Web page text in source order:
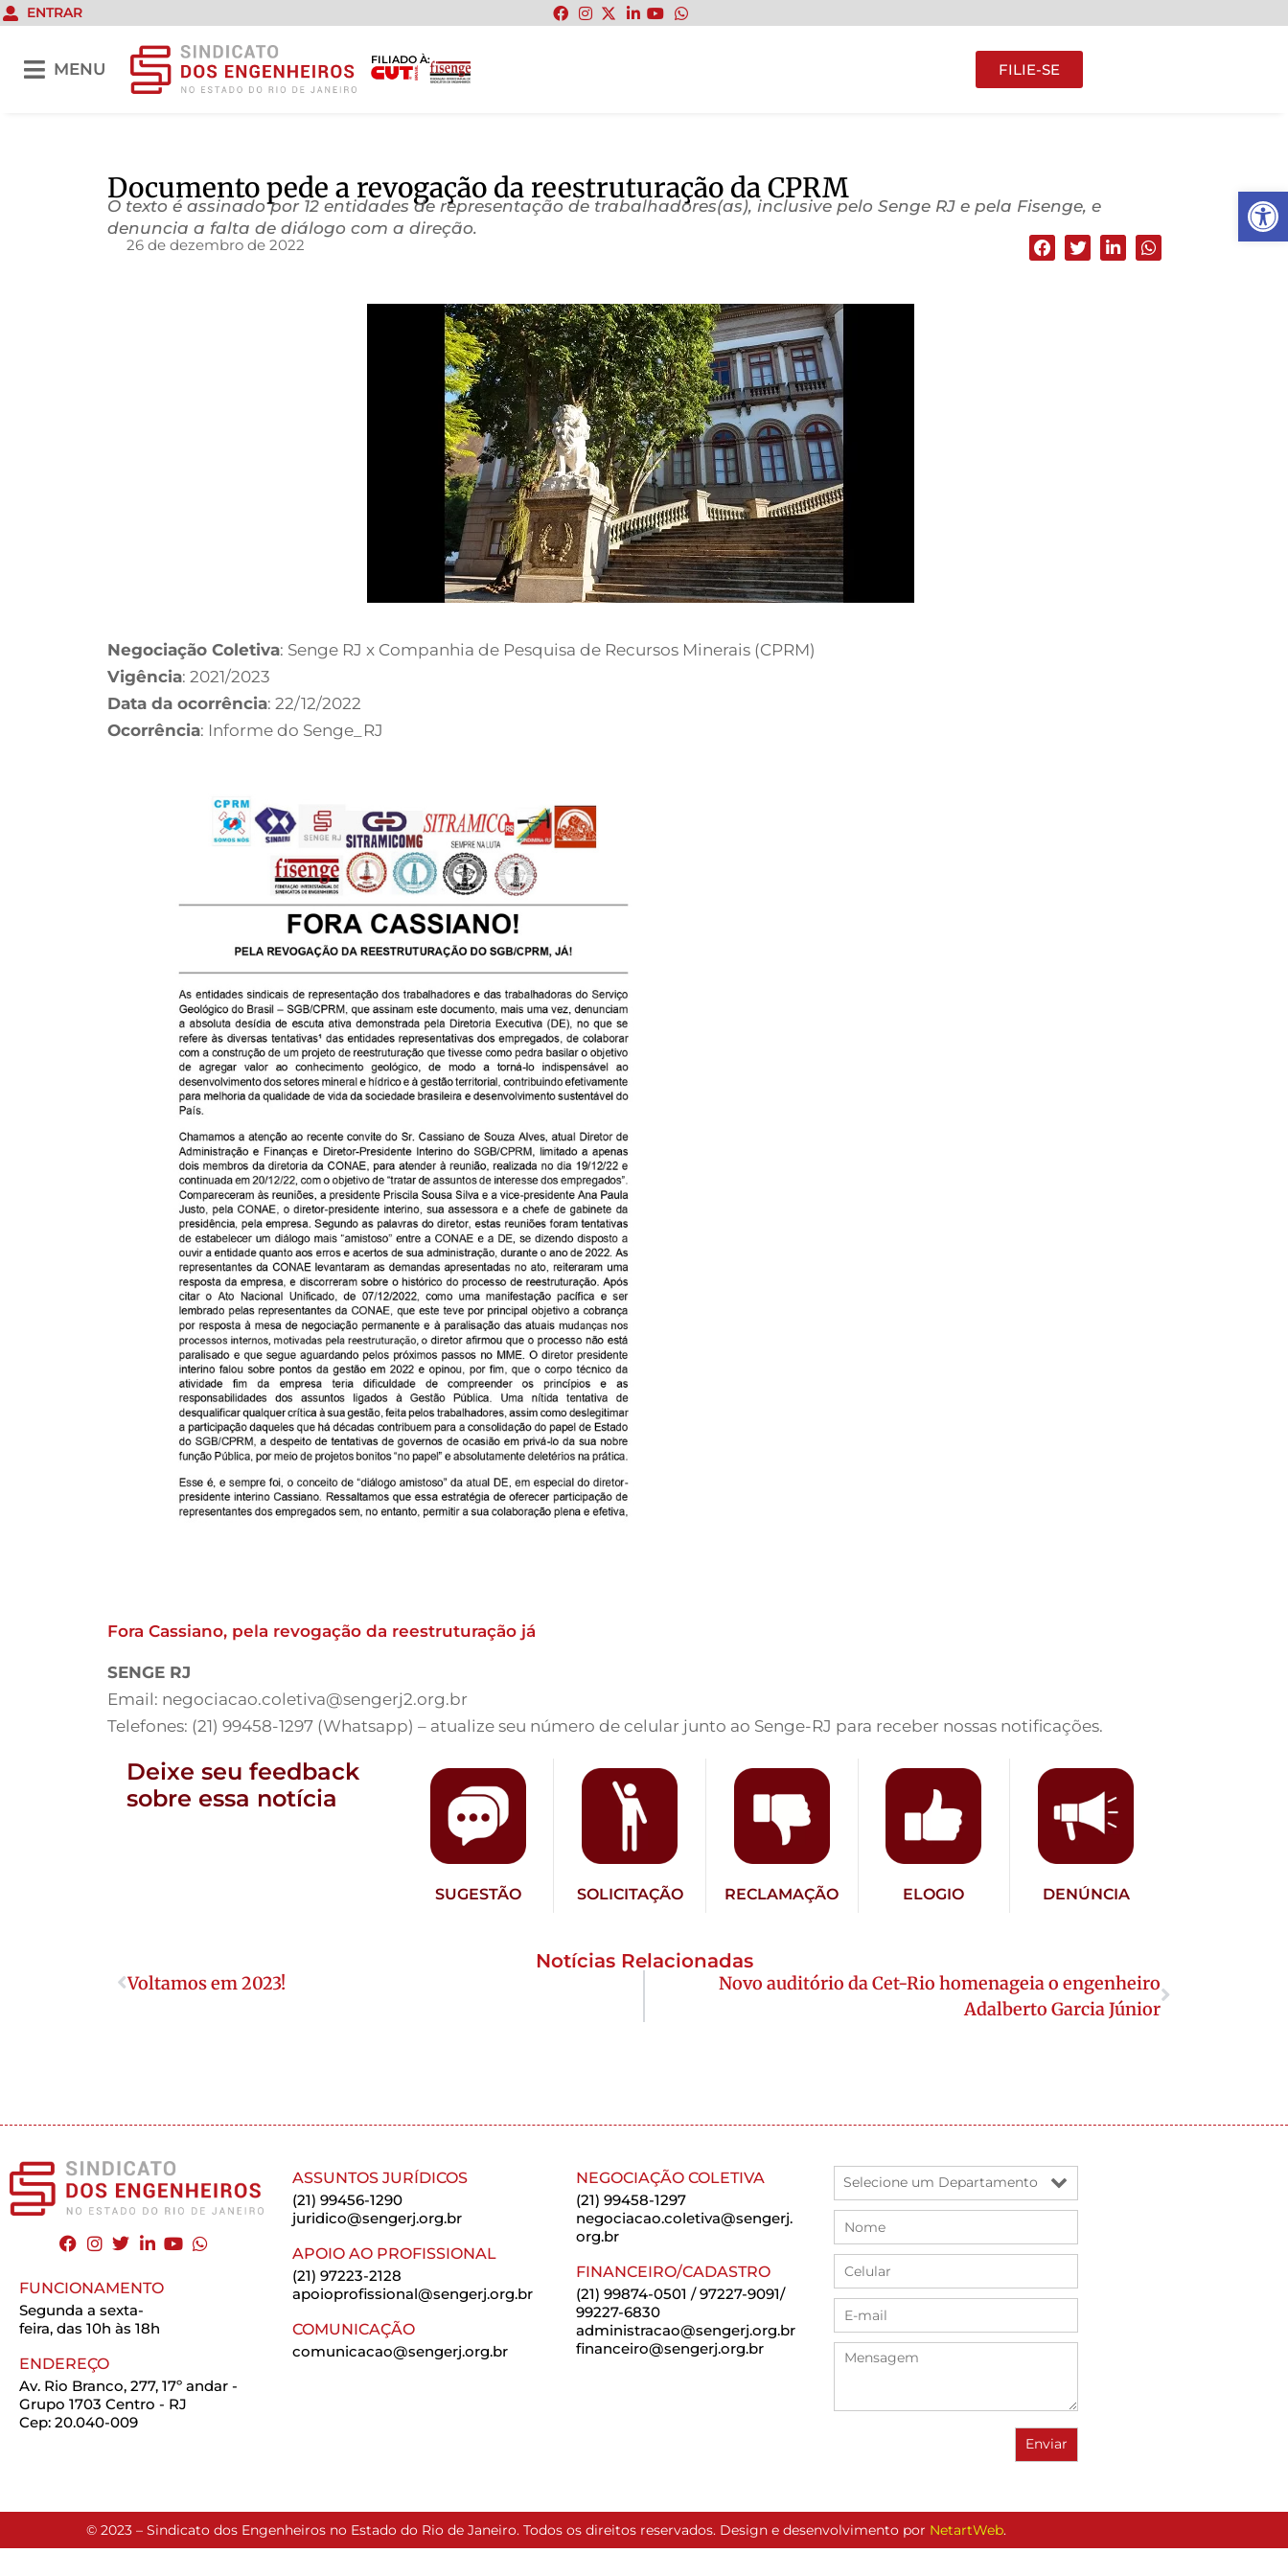
Abrir
ENTRAR
MENU
FILIADO À:
FILIE-SE
Documento pede a revogação da reestruturação da CPRM
O texto é assinado por 12 entidades de representação de trabalhadores(as), inclusive pelo Senge RJ e pela Fisenge, e
denuncia a falta de diálogo com a direção.
26 de dezembro de 2022
Negociação Coletiva: Senge RJ x Companhia de Pesquisa de Recursos Minerais (CPRM)
Vigência: 2021/2023
Data da ocorrência: 22/12/2022
Ocorrência: Informe do Senge_RJ
Fora Cassiano, pela revogação da reestruturação já
SENGE RJ
Email: negociacao.coletiva@sengerj2.org.br
Telefones: (21) 99458-1297 (Whatsapp) – atualize seu número de celular junto ao Senge-RJ para receber nossas notificações.
Deixe seu feedback
sobre essa notícia
SUGESTÃO SOLICITAÇÃO RECLAMAÇÃO ELOGIO DENÚNCIA
Notícias Relacionadas
Voltamos em 2023!
Novo auditório da Cet-Rio homenageia o engenheiro
Adalberto Garcia Júnior
FUNCIONAMENTO
Segunda a sexta-
feira, das 10h às 18h
ENDEREÇO
Av. Rio Branco, 277, 17º andar -
Grupo 1703 Centro - RJ
Cep: 20.040-009
ASSUNTOS JURÍDICOS
(21) 99456-1290
juridico@sengerj.org.br
APOIO AO PROFISSIONAL
(21) 97223-2128
apoioprofissional@sengerj.org.br
COMUNICAÇÃO
comunicacao@sengerj.org.br
NEGOCIAÇÃO COLETIVA
(21) 99458-1297
negociacao.coletiva@sengerj.
org.br
FINANCEIRO/CADASTRO
(21) 99874-0501 / 97227-9091/
99227-6830
administracao@sengerj.org.br
financeiro@sengerj.org.br
© 2023 – Sindicato dos Engenheiros no Estado do Rio de Janeiro. Todos os direitos reservados. Design e desenvolvimento por NetartWeb.